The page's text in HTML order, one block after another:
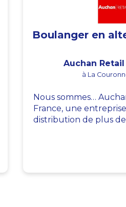
Boulanger en
Auchan Retail
à La
Nous sommes…
France, une
distribution de plus de